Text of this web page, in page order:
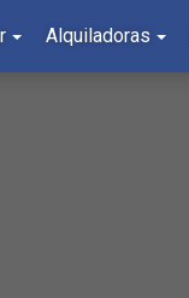
Alquiladoras